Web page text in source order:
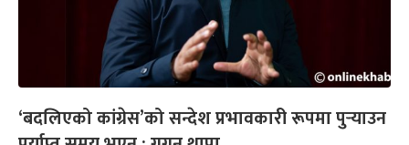
‘बदलिएको कांग्रेस’को सन्देश प्रभावकारी रूपमा पुर्‍याउन